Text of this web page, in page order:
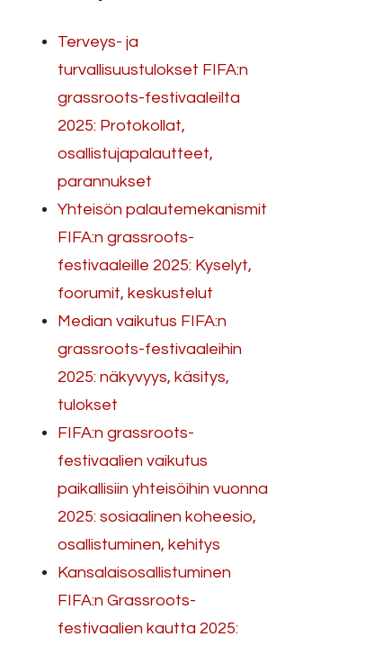
Terveys- ja
turvallisuustulokset FIFA:n
grassroots-festivaaleilta
2025: Protokollat,
osallistujapalautteet,
parannukset
Yhteisön palautemekanismit
FIFA:n grassroots-
festivaaleille 2025: Kyselyt,
foorumit, keskustelut
Median vaikutus FIFA:n
grassroots-festivaaleihin
2025: näkyvyys, käsitys,
tulokset
FIFA:n grassroots-
festivaalien vaikutus
paikallisiin yhteisöihin vuonna
2025: sosiaalinen koheesio,
osallistuminen, kehitys
Kansalaisosallistuminen
FIFA:n Grassroots-
festivaalien kautta 2025: